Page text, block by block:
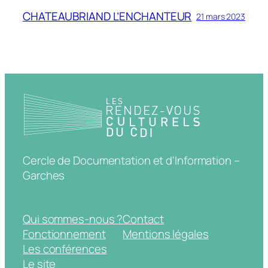
CHATEAUBRIAND L’ENCHANTEUR 21 mars 2023
Cercle de Documentation et d'Information –
Garches
Qui sommes-nous ?
Fonctionnement
Les conférences
Le site
Contact
Mentions légales